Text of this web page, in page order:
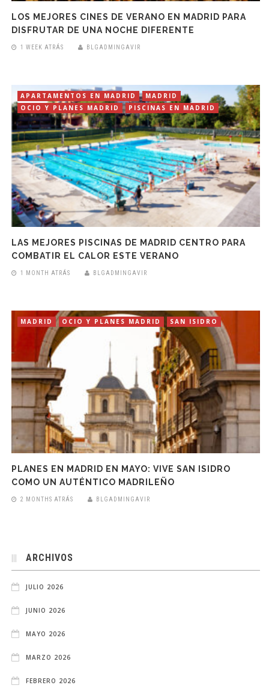
LOS MEJORES CINES DE VERANO EN MADRID PARA
DISFRUTAR DE UNA NOCHE DIFERENTE
1 WEEK ATRÁS BLGADMINGAVIR
APARTAMENTOS EN MADRID
MADRID
OCIO Y PLANES MADRID
PISCINAS EN MADRID
LAS MEJORES PISCINAS DE MADRID CENTRO PARA
COMBATIR EL CALOR ESTE VERANO
1 MONTH ATRÁS BLGADMINGAVIR
MADRID OCIO Y PLANES MADRID SAN ISIDRO
PLANES EN MADRID EN MAYO: VIVE SAN ISIDRO
COMO UN AUTÉNTICO MADRILEÑO
2 MONTHS ATRÁS BLGADMINGAVIR
ARCHIVOS
JULIO 2026
JUNIO 2026
MAYO 2026
MARZO 2026
FEBRERO 2026